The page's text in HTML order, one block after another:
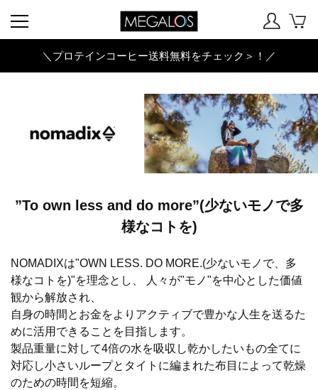
＼プロテインコーヒー送料無料をチェック＞！／
”To own less and do more”(少ないモノで多
様なコトを)
NOMADIXは"OWN LESS. DO MORE.(少ないモノで、多
様なコトを)"を理念とし、 人々が"モノ"を中心とした価値
観から解放され、
自身の時間とお金をよりアクティブで豊かな人生を送るた
めに活用できることを目指します。
製品重量に対して4倍の水を吸収し乾かしたいもの全てに
対応し小さいループとタイトに編まれた布目によって乾燥
のための時間を短縮。